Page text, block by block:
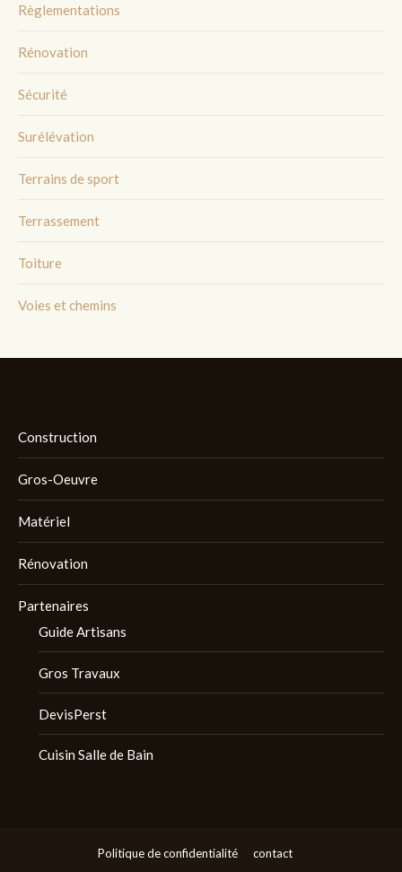
Règlementations
Rénovation
Sécurité
Surélévation
Terrains de sport
Terrassement
Toiture
Voies et chemins
Construction
Gros-Oeuvre
Matériel
Rénovation
Partenaires
Guide Artisans
Gros Travaux
DevisPerst
Cuisin Salle de Bain
Politique de confidentialité contact